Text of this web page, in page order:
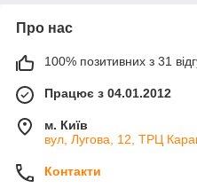
Про нас
100% позитивних з 31
Працює з 04.01.2012
м. Київ
вул, Лугова, 12, ТРЦ
Контакти